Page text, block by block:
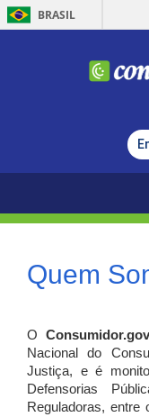
BRASIL
Quem
O
Nacional do
Justiça, e é
Defensorias
Reguladoras, entre